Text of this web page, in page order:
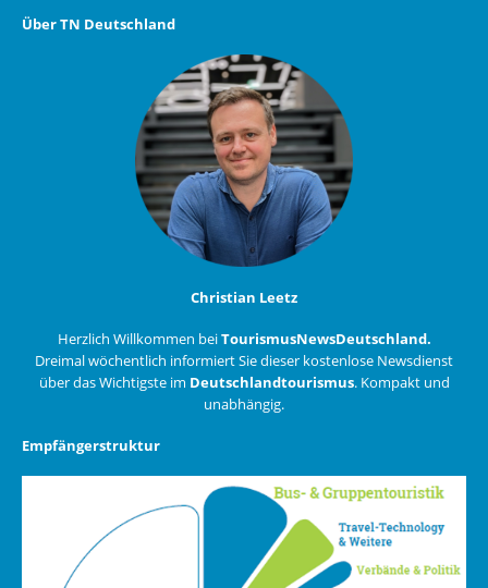
Über TN Deutschland
Christian Leetz
Herzlich Willkommen beiTourismusNewsDeutschland.
Dreimal wöchentlich informiert Sie dieser kostenlose Newsdienst
über das Wichtigste im Deutschlandtourismus. Kompakt und
unabhängig.
Empfängerstruktur